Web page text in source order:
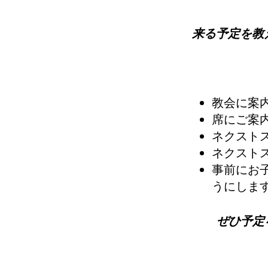
来る予定を
教会に案
席にご案
ネクスト
ネクスト
事前にお
うにしま
ぜひ予